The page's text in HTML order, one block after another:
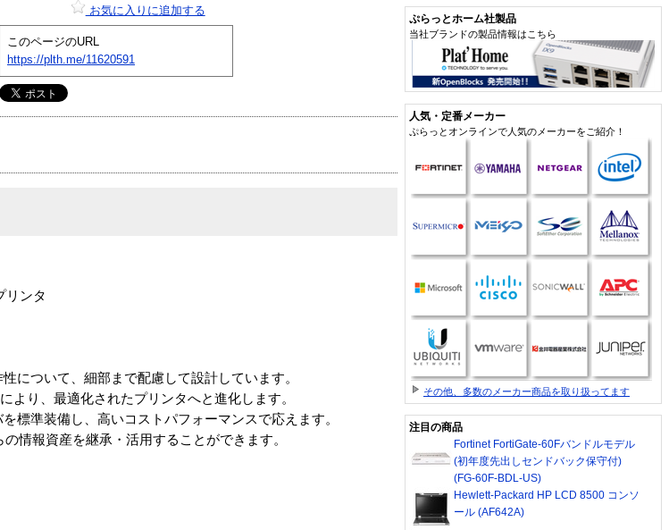
お気に入りに追加する
このページのURL
https://plth.me/11620591
リンタ
について、細部まで配慮して設計しています。
より、最適化されたプリンタへと進化します。
標準装備し、高いコストパフォーマンスで応えます。
情報資産を継承・活用することができます。
ぷらっとホーム社製品
当社ブランドの製品情報はこちら
人気・定番メーカー
ぷらっとオンラインで人気のメーカーをご紹介！
その他、多数のメーカー商品を取り扱ってます
注目の商品
Fortinet FortiGate-60Fバンドルモデル
(初年度先出しセンドバック保守付)
(FG-60F-BDL-US)
Hewlett-Packard HP LCD 8500 コンソ
ール (AF642A)